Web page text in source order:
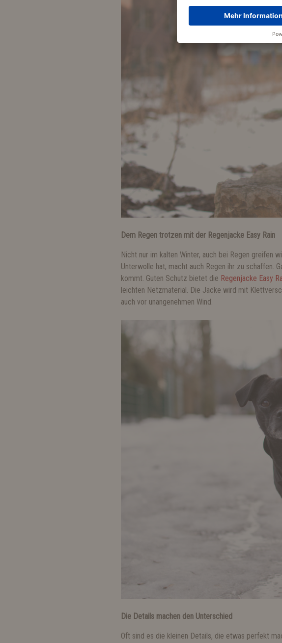
Dem Regen trotzen mit der Regenjacke Easy Rain
Nicht nur im kalten Winter, auch bei Regen greifen
Unterwolle hat, macht auch Regen ihr zu schaffen.
kommt. Guten Schutz bietet die Regenjacke Easy
leichten Netzmaterial. Die Jacke wird mit
auch vor unangenehmen Wind.
Die Details machen den Unterschied
Oft sind es die kleinen Details, die etwas perfekt